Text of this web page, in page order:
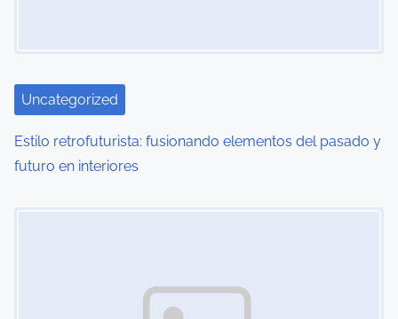
Uncategorized
Estilo retrofuturista: fusionando elementos del pasado y
futuro en interiores